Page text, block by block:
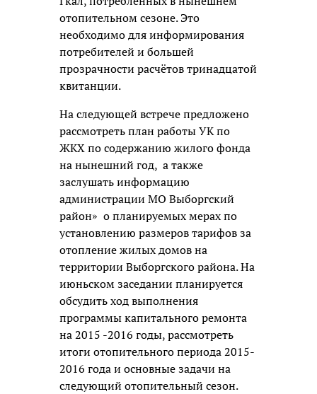
отопительном сезоне. Это
необходимо для информирования
потребителей и большей
прозрачности расчётов тринадцатой
квитанции.
На следующей встрече предложено
рассмотреть план работы УК по
ЖКХ по содержанию жилого фонда
на нынешний год, а также
заслушать информацию
администрации МО Выборгский
район» о планируемых мерах по
установлению размеров тарифов за
отопление жилых домов на
территории Выборгского района. На
июньском заседании планируется
обсудить ход выполнения
программы капитального ремонта
на 2015 -2016 годы, рассмотреть
итоги отопительного периода 2015-
2016 года и основные задачи на
следующий отопительный сезон.